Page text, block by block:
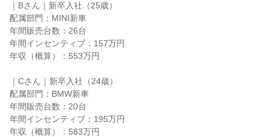
｜Bさん｜新卒入社（25歳）
配属部門：MINI新車
年間販売台数：26台
年間インセンティブ：157万円
年収（概算）：553万円
｜Cさん｜新卒入社（24歳）
配属部門：BMW新車
年間販売台数：20台
年間インセンティブ：195万円
年収（概算）：583万円